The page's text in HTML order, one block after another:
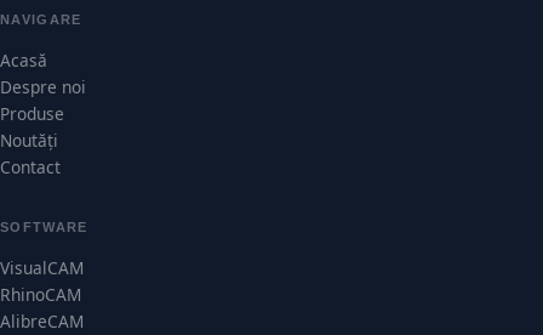
NAVIGARE
Acasă
Despre noi
Produse
Noutăți
Contact
SOFTWARE
VisualCAM
RhinoCAM
AlibreCAM